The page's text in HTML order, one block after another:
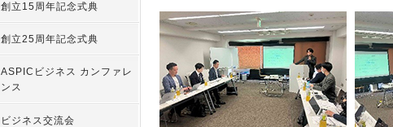
創立15周年記念式典
創立25周年記念式典
ASPICビジネス カンファレ
ンス
ビジネス交流会